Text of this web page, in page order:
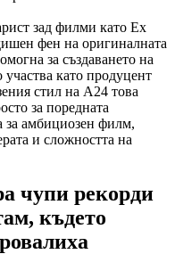
зад филми като Ex
фен на оригиналната
за създаването на
като продуцент
стил на A24 това
за поредната
за амбициозен филм,
и сложността на
чупи рекорди
където